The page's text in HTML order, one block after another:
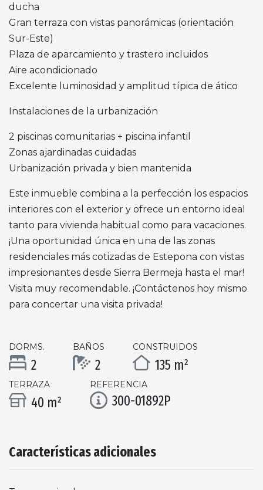
ducha
Gran terraza con vistas panorámicas (orientación
Sur-Este)
Plaza de aparcamiento y trastero incluidos
Aire acondicionado
Excelente luminosidad y amplitud típica de ático
Instalaciones de la urbanización
2 piscinas comunitarias + piscina infantil
Zonas ajardinadas cuidadas
Urbanización privada y bien mantenida
Este inmueble combina a la perfección los espacios
interiores con el exterior y ofrece un entorno ideal
tanto para vivienda habitual como para vacaciones.
¡Una oportunidad única en una de las zonas
residenciales más cotizadas de Estepona con vistas
impresionantes desde Sierra Bermeja hasta el mar!
Visita muy recomendable. ¡Contáctenos hoy mismo
para concertar una visita privada!
DORMS.
2
BAÑOS
2
CONSTRUIDOS
135 m²
TERRAZA
40 m²
REFERENCIA
300-01892P
Características adicionales